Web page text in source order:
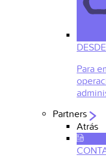
Para
Partners
Atrás